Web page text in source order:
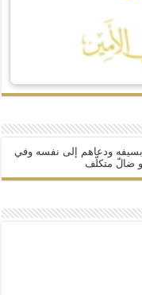
ودعاهم إلى نفسه وفي
ضالّ متكلّف